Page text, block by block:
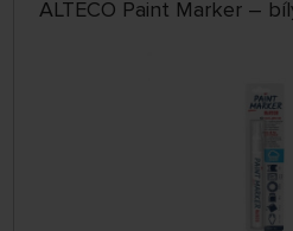
ALTECO Paint Marker –